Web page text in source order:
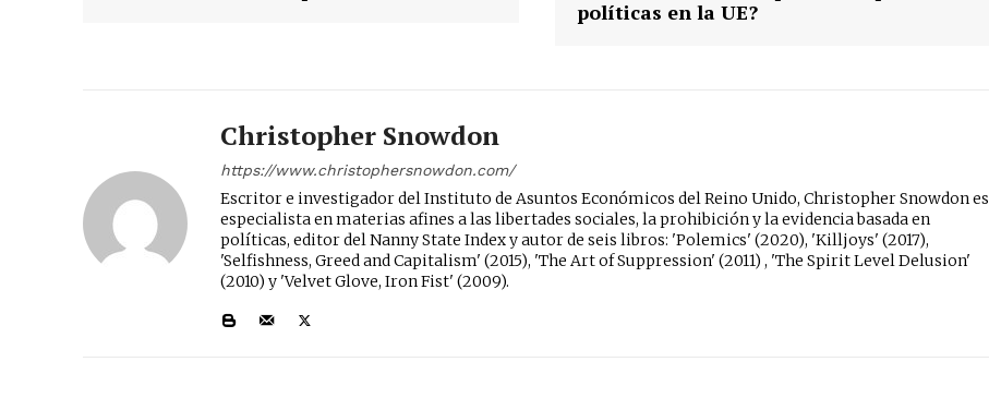
políticas en la UE?
Christopher Snowdon
https://www.christophersnowdon.com/
Escritor e investigador del Instituto de Asuntos Económicos del Reino Unido, Christopher Snowdon es
especialista en materias afines a las libertades sociales, la prohibición y la evidencia basada en
políticas, editor del Nanny State Index y autor de seis libros: 'Polemics' (2020), 'Killjoys' (2017),
'Selfishness, Greed and Capitalism' (2015), 'The Art of Suppression' (2011) , 'The Spirit Level Delusion'
(2010) y 'Velvet Glove, Iron Fist' (2009).